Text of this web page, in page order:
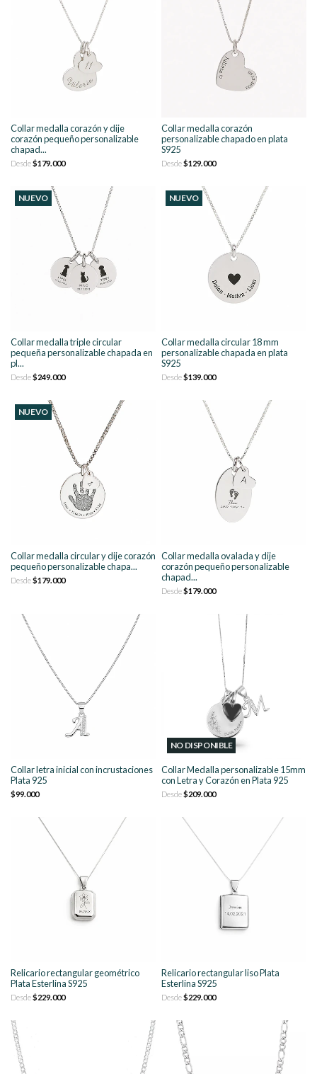
Collar medalla corazón y dije
corazón pequeño personalizable
chapad...
Desde$179.000
Collar medalla corazón
personalizable chapado en plata
S925
Desde$129.000
NUEVO
Collar medalla triple circular
pequeña personalizable chapada en
pl...
Desde$249.000
NUEVO
Collar medalla circular 18 mm
personalizable chapada en plata
S925
Desde$139.000
NUEVO
Collar medalla circular y dije corazón
pequeño personalizable chapa...
Desde$179.000
Collar medalla ovalada y dije
corazón pequeño personalizable
chapad...
Desde$179.000
Collar letra inicial con incrustaciones
Plata 925
$99.000
NO DISPONIBLE
Collar Medalla personalizable 15mm
con Letra y Corazón en Plata 925
Desde$209.000
Relicario rectangular geométrico
Plata Esterlina S925
Desde$229.000
Relicario rectangular liso Plata
Esterlina S925
Desde$229.000